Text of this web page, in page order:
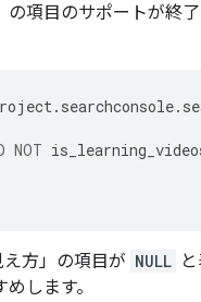
の項目のサポートが終
. searchconsole.
NOT
方」の項目が NULL
します。